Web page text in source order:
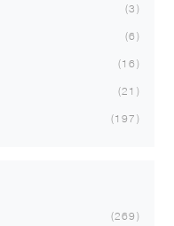
3
6
16
21
197
269